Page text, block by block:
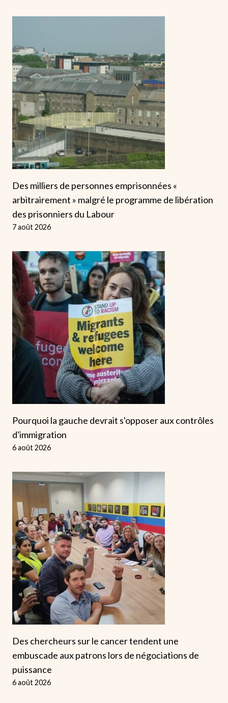
Des milliers de personnes emprisonnées «
arbitrairement » malgré le programme de libération
des prisonniers du Labour
7 août 2026
Pourquoi la gauche devrait s'opposer aux contrôles
d'immigration
6 août 2026
Des chercheurs sur le cancer tendent une
embuscade aux patrons lors de négociations de
puissance
6 août 2026